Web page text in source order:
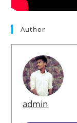
Author
admin